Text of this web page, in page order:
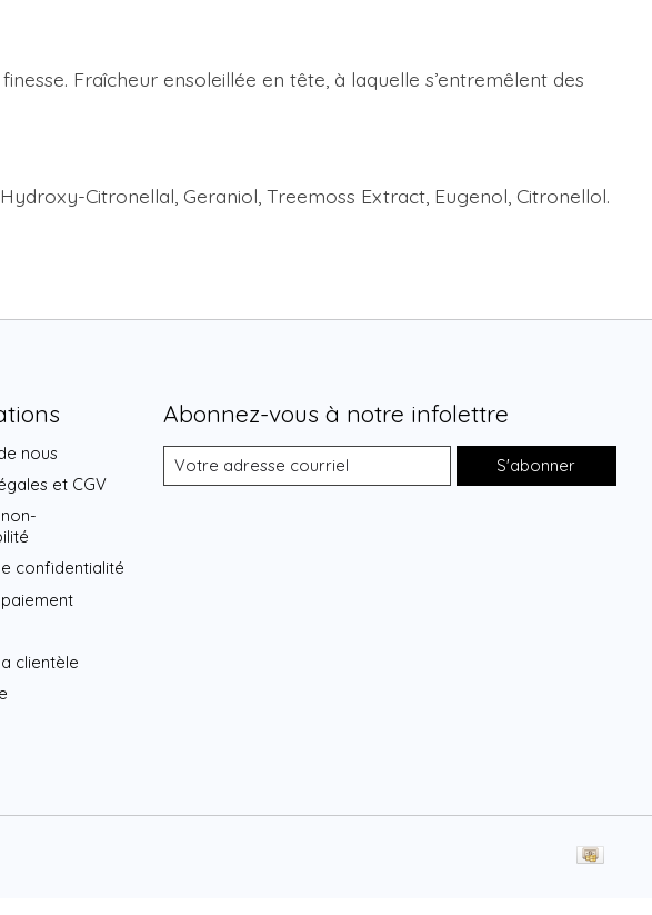
Fraîcheur ensoleillée en tête, à laquelle s’entremêlent des
Citronellal, Geraniol, Treemoss Extract, Eugenol, Citronellol.
nous
et CGV
confidentialité
clientèle
Abonnez-vous à notre infolettre
S'abonner